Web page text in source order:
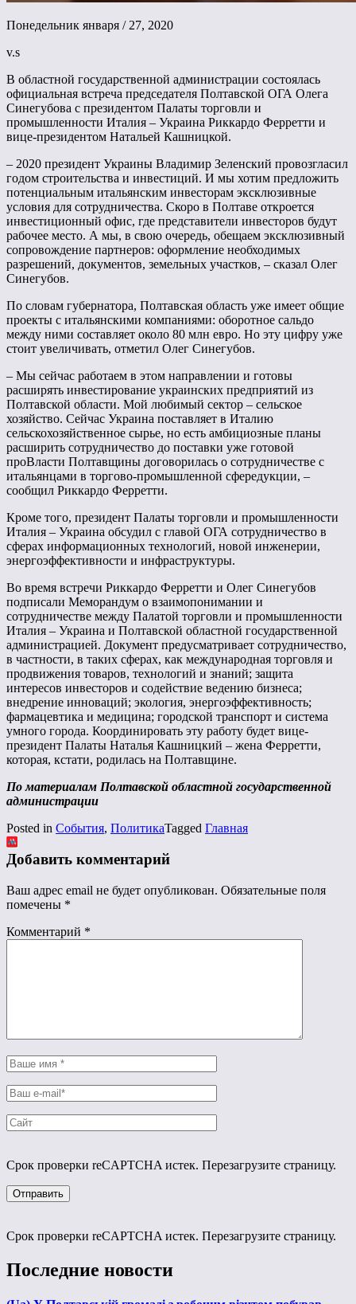
Понедельник января / 27, 2020
v.s
В областной государственной администрации состоялась
официальная встреча председателя Полтавской ОГА Олега
Синегубова с президентом Палаты торговли и
промышленности Италия – Украина Риккардо Ферретти и
вице-президентом Натальей Кашницкой.
– 2020 президент Украины Владимир Зеленский провозгласил
годом строительства и инвестиций. И мы хотим предложить
потенциальным итальянским инвесторам эксклюзивные
условия для сотрудничества. Скоро в Полтаве откроется
инвестиционный офис, где представители инвесторов будут
рабочее место. А мы, в свою очередь, обещаем эксклюзивный
сопровождение партнеров: оформление необходимых
разрешений, документов, земельных участков, – сказал Олег
Синегубов.
По словам губернатора, Полтавская область уже имеет общие
проекты с итальянскими компаниями: оборотное сальдо
между ними составляет около 80 млн евро. Но эту цифру уже
стоит увеличивать, отметил Олег Синегубов.
– Мы сейчас работаем в этом направлении и готовы
расширять инвестирование украинских предприятий из
Полтавской области. Мой любимый сектор – сельское
хозяйство. Сейчас Украина поставляет в Италию
сельскохозяйственное сырье, но есть амбициозные планы
расширить сотрудничество до поставки уже готовой
проВласти Полтавщины договорилась о сотрудничестве с
итальянцами в торгово-промышленной сфередукции, –
сообщил Риккардо Ферретти.
Кроме того, президент Палаты торговли и промышленности
Италия – Украина обсудил с главой ОГА сотрудничество в
сферах информационных технологий, новой инженерии,
энергоэффективности и инфраструктуры.
Во время встречи Риккардо Ферретти и Олег Синегубов
подписали Меморандум о взаимопонимании и
сотрудничестве между Палатой торговли и промышленности
Италия – Украина и Полтавской областной государственной
администрацией. Документ предусматривает сотрудничество,
в частности, в таких сферах, как международная торговля и
продвижения товаров, технологий и знаний; защита
интересов инвесторов и содействие ведению бизнеса;
внедрение инноваций; экология, энергоэффективность;
фармацевтика и медицина; городской транспорт и система
умного города. Координировать эту работу будет вице-
президент Палаты Наталья Кашницкий – жена Ферретти,
которая, кстати, родилась на Полтавщине.
По материалам Полтавской областной государственной
администрации
Posted in События, ПолитикаTagged Главная
Добавить комментарий
Ваш адрес email не будет опубликован. Обязательные поля
помечены *
Комментарий *
Срок проверки reCAPTCHA истек. Перезагрузите страницу.
Срок проверки reCAPTCHA истек. Перезагрузите страницу.
Последние новости